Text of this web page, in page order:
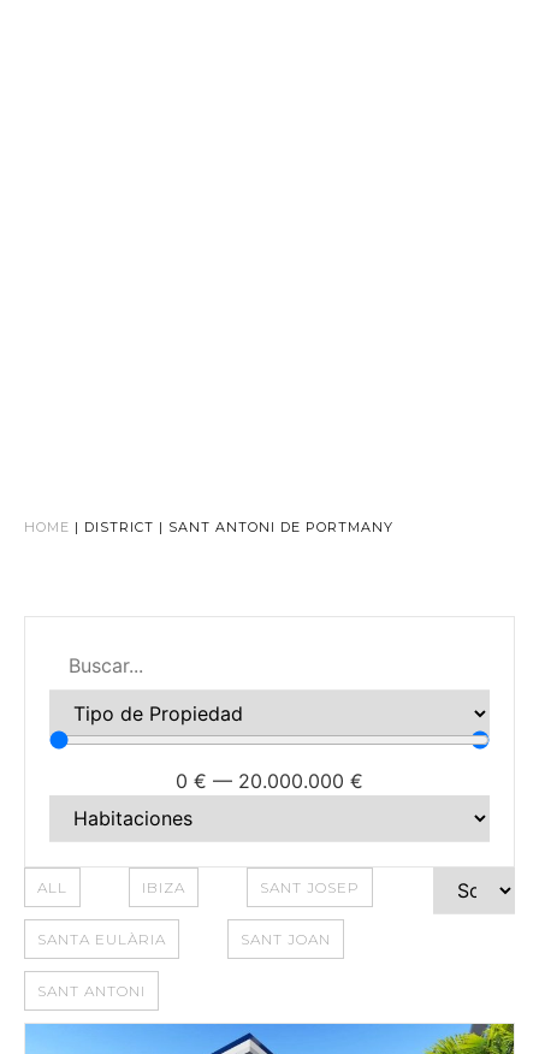
HOME | DISTRICT | SANT ANTONI DE PORTMANY
0 € — 20.000.000 €
ALL IBIZA SANT JOSEP
SANTA EULÀRIA SANT JOAN
SANT ANTONI